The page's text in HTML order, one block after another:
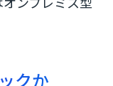
クか